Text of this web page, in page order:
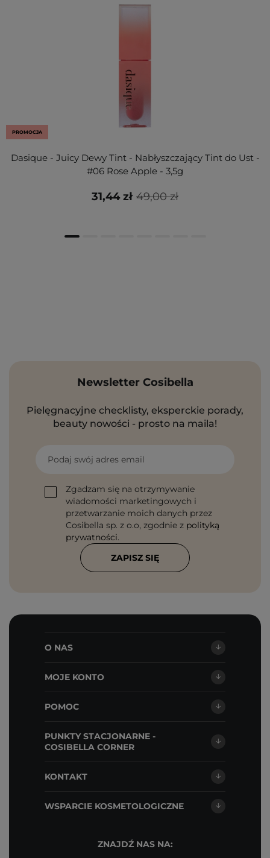
PROMOCJA
Dasique - Juicy Dewy Tint - Nabłyszczający Tint do Ust -
#06 Rose Apple - 3,5g
49,00 zł
31,44 zł
Newsletter Cosibella
Pielęgnacyjne checklisty, eksperckie porady,
beauty nowości - prosto na maila!
Podaj swój adres email
Zgadzam się na otrzymywanie
wiadomości marketingowych i
przetwarzanie moich danych przez
Cosibella sp. z o.o, zgodnie z polityką
prywatności.
ZAPISZ SIĘ
O NAS
MOJE KONTO
POMOC
PUNKTY STACJONARNE -
COSIBELLA CORNER
KONTAKT
WSPARCIE KOSMETOLOGICZNE
ZNAJDŹ NAS NA: